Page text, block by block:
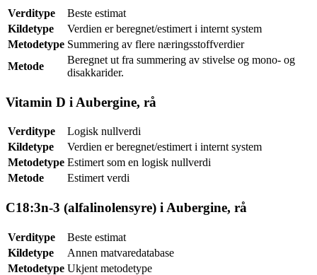
Verditype
Beste estimat
Kildetype
Verdien er beregnet/estimert i internt system
Metodetype Summering av flere næringsstoffverdier
Metode
Beregnet ut fra summering av stivelse og mono- og
disakkarider.
Vitamin D i Aubergine, rå
Verditype
Logisk nullverdi
Kildetype
Verdien er beregnet/estimert i internt system
Metodetype Estimert som en logisk nullverdi
Metode
Estimert verdi
C18:3n-3 (alfalinolensyre) i Aubergine, rå
Verditype
Beste estimat
Kildetype
Annen matvaredatabase
Metodetype Ukjent metodetype